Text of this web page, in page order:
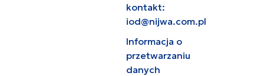
kontakt:
iod@nijwa.com.pl
Informacja o
przetwarzaniu
danych